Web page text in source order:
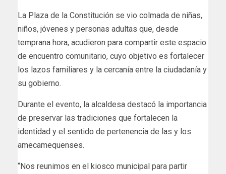
La Plaza de la Constitución se vio colmada de niñas,
niños, jóvenes y personas adultas que, desde
temprana hora, acudieron para compartir este espacio
de encuentro comunitario, cuyo objetivo es fortalecer
los lazos familiares y la cercanía entre la ciudadanía y
su gobierno.
Durante el evento, la alcaldesa destacó la importancia
de preservar las tradiciones que fortalecen la
identidad y el sentido de pertenencia de las y los
amecamequenses.
“Nos reunimos en el kiosco municipal para partir